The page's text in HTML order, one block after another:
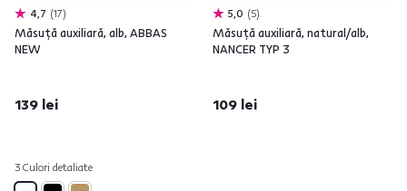
4,7 17
Măsuţă auxiliară, alb, ABBAS
NEW
139 lei
3 Culori detaliate
5,0 5
Măsuţă auxiliară, natural/alb,
NANCER TYP 3
109 lei